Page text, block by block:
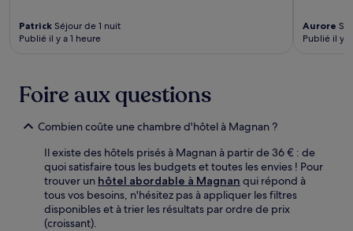
Patrick Séjour de 1 nuit
Publié il y a 1 heure
Aurore
Publié il y
Foire aux questions
Combien coûte une chambre d'hôtel à Magnan ?
Il existe des hôtels prisés à Magnan à partir de 36 € : de
quoi satisfaire tous les budgets et toutes les envies ! Pour
trouver un hôtel abordable à Magnan qui répond à
tous vos besoins, n'hésitez pas à appliquer les filtres
disponibles et à trier les résultats par ordre de prix
(croissant).